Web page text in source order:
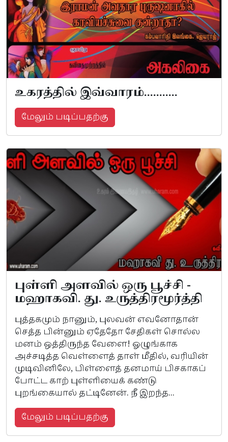
உகரத்தில் இவ்வாரம்...........
மேலும் படிப்பதற்கு
புள்ளி அளவில் ஒரு பூச்சி -
மஹாகவி. து. உருத்திரமூர்த்தி
புத்தகமும் நானும், புலவன் எவனோதான்
செத்த பின்னும் ஏதேதோ சேதிகள் சொல்ல
மனம் ஒத்திருந்த வேளை! ஓழுங்காக
அச்சடித்த வெள்ளைத் தாள் மீதில், வரியின்
முடிவினிலே, பிள்ளைத் தனமாய் பிசகாகப்
போட்ட காற் புள்ளியைக் கண்டு
புறங்கையால் தட்டினேன். நீ இறந்த...
மேலும் படிப்பதற்கு